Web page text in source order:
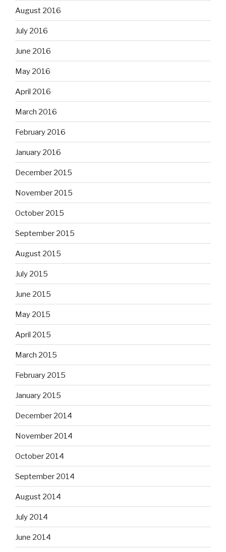
August 2016
July 2016
June 2016
May 2016
April 2016
March 2016
February 2016
January 2016
December 2015
November 2015
October 2015
September 2015
August 2015
July 2015
June 2015
May 2015
April 2015
March 2015
February 2015
January 2015
December 2014
November 2014
October 2014
September 2014
August 2014
July 2014
June 2014